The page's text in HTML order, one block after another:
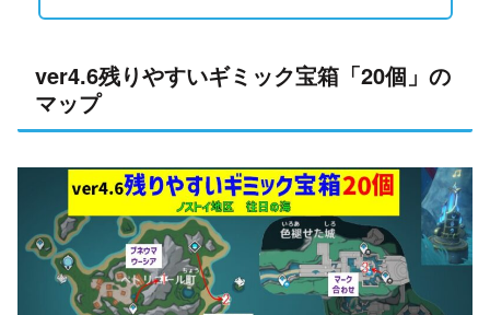
ver4.6残りやすいギミック宝箱「20個」の
マップ